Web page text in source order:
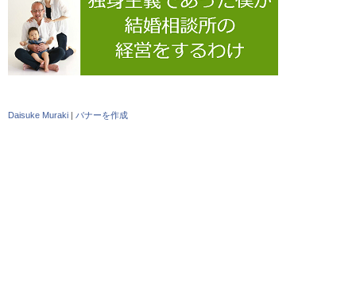
Daisuke Muraki | バナーを作成